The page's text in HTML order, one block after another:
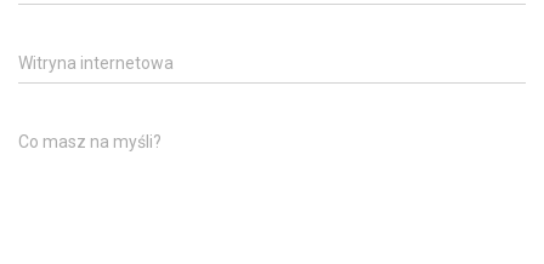
Witryna internetowa
Co masz na myśli?